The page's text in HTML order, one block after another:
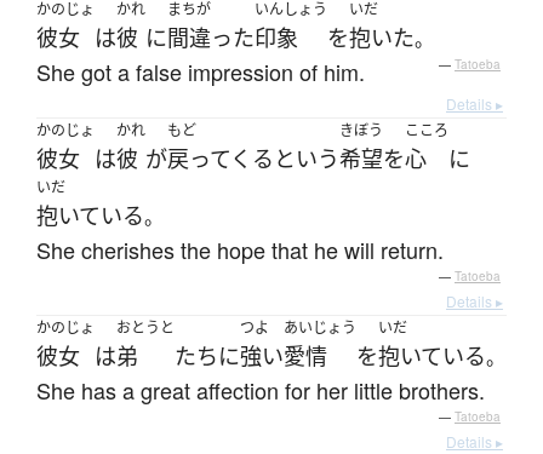
かのじょ
彼女 は
かれ
彼 に
まちが
間違った
いんしょう
印象 を
いだ
抱いた。
She got a false impression of him. — Tatoeba
Details ▸
かのじょ
彼女 は
かれ
彼 が
もど
戻ってくる という
きぼう
希望を
こころ
心 に
いだ
抱いている。
She cherishes the hope that he will return.
— Tatoeba
Details ▸
かのじょ
彼女 は
おとうと
弟 たちに
つよ
強い
あいじょう
愛情 を
いだ
抱いている。
She has a great affection for her little brothers.
— Tatoeba
Details ▸